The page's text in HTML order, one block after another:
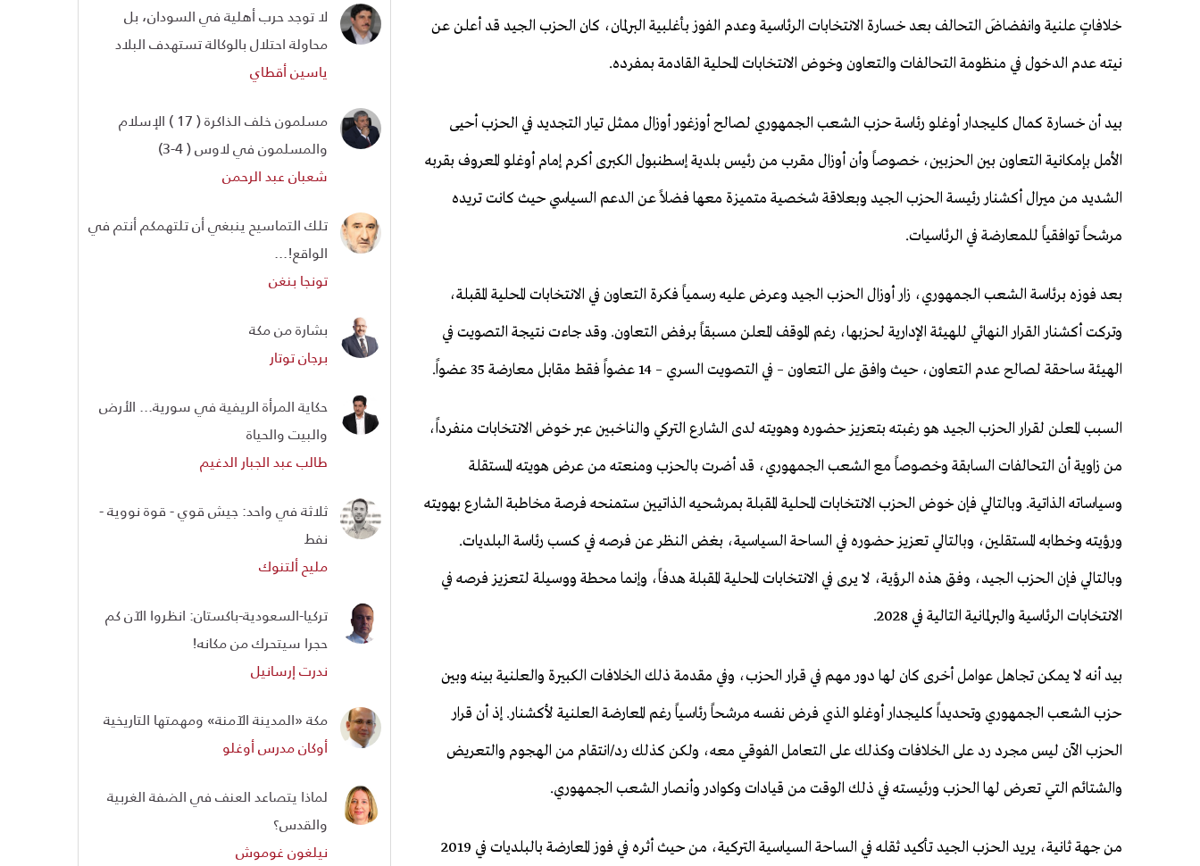
خلافاتٍ علنية وانفضاضَ التحالف بعد خسارة الانتخابات الرئاسية وعدم الفوز بأغلبية البرلمان، كان الحزب الجيد قد أعلن عن
نيته عدم الدخول في منظومة التحالفات والتعاون وخوض الانتخابات المحلية القادمة بمفرده.
بيد أن خسارة كمال كليجدار أوغلو رئاسة حزب الشعب الجمهوري لصالح أوزغور أوزال ممثل تيار التجديد في الحزب أحيى
الأمل بإمكانية التعاون بين الحزبين، خصوصاً وأن أوزال مقرب من رئيس بلدية إسطنبول الكبرى أكرم إمام أوغلو المعروف بقربه
الشديد من ميرال أكشنار رئيسة الحزب الجيد وبعلاقة شخصية متميزة معها فضلاً عن الدعم السياسي حيث كانت تريده
مرشحاً توافقياً للمعارضة في الرئاسيات.
بعد فوزه برئاسة الشعب الجمهوري، زار أوزال الحزب الجيد وعرض عليه رسمياً فكرة التعاون في الانتخابات المحلية المقبلة،
وتركت أكشنار القرار النهائي للهيئة الإدارية لحزبها، رغم الموقف المعلن مسبقاً برفض التعاون. وقد جاءت نتيجة التصويت في
الهيئة ساحقة لصالح عدم التعاون، حيث وافق على التعاون – في التصويت السري – 14 عضواً فقط مقابل معارضة 35 عضواً.
السبب المعلن لقرار الحزب الجيد هو رغبته بتعزيز حضوره وهويته لدى الشارع التركي والناخبين عبر خوض الانتخابات منفرداً،
من زاوية أن التحالفات السابقة وخصوصاً مع الشعب الجمهوري، قد أضرت بالحزب ومنعته من عرض هويته المستقلة
وسياساته الذاتية. وبالتالي فإن خوض الحزب الانتخابات المحلية المقبلة بمرشحيه الذاتيين ستمنحه فرصة مخاطبة الشارع بهويته
ورؤيته وخطابه المستقلين، وبالتالي تعزيز حضوره في الساحة السياسية، بغض النظر عن فرصه في كسب رئاسة البلديات.
وبالتالي فإن الحزب الجيد، وفق هذه الرؤية، لا يرى في الانتخابات المحلية المقبلة هدفاً، وإنما محطة ووسيلة لتعزيز فرصه في
الانتخابات الرئاسية والبرلمانية التالية في 2028.
بيد أنه لا يمكن تجاهل عوامل أخرى كان لها دور مهم في قرار الحزب، وفي مقدمة ذلك الخلافات الكبيرة والعلنية بينه وبين
حزب الشعب الجمهوري وتحديداً كليجدار أوغلو الذي فرض نفسه مرشحاً رئاسياً رغم المعارضة العلنية لأكشنار. إذ أن قرار
الحزب الآن ليس مجرد رد على الخلافات وكذلك على التعامل الفوقي معه، ولكن كذلك رد/انتقام من الهجوم والتعريض
والشتائم التي تعرض لها الحزب ورئيسته في ذلك الوقت من قيادات وكوادر وأنصار الشعب الجمهوري.
من جهة ثانية، يريد الحزب الجيد تأكيد ثقله في الساحة السياسية التركية، من حيث أثره في فوز المعارضة بالبلديات في 2019
لا توجد حرب أهلية في السودان، بل
محاولة احتلال بالوكالة تستهدف البلاد
ياسين أقطاي
مسلمون خلف الذاكرة ( 17 ) الإسلام
والمسلمون في لاوس ( 4-3)
شعبان عبد الرحمن
تلك التماسيح ينبغي أن تلتهمكم أنتم في
الواقع!...
تونجا بنغن
بشارة من مكة
برجان توتار
حكاية المرأة الريفية في سورية... الأرض
والبيت والحياة
طالب عبد الجبار الدغيم
ثلاثة في واحد: جيش قوي - قوة نووية -
نفط
مليح ألتنوك
تركيا-السعودية-باكستان: انظروا الآن كم
حجرا سيتحرك من مكانه!
ندرت إرسانيل
مكة «المدينة الآمنة» ومهمتها التاريخية
أوكان مدرس أوغلو
لماذا يتصاعد العنف في الضفة الغربية
والقدس؟
نيلغون غوموش